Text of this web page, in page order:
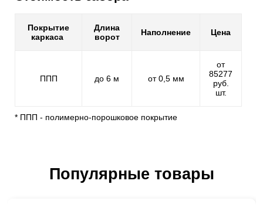
Покрытие
каркаса
Длина
ворот
Наполнение Цена
ППП до 6 м от 0,5 мм
от
85277
руб.
шт.
* ППП - полимерно-порошковое покрытие
Популярные товары